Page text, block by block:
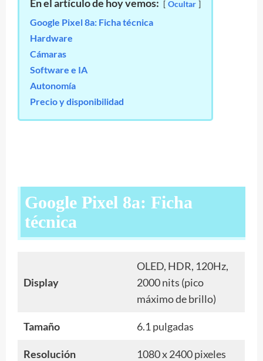
En el artículo de hoy vemos: Ocultar
Google Pixel 8a: Ficha técnica
Hardware
Cámaras
Software e IA
Autonomía
Precio y disponibilidad
Google Pixel 8a: Ficha
técnica
Display
OLED, HDR, 120Hz,
2000 nits (pico
máximo de brillo)
Tamaño 6.1 pulgadas
Resolución 1080 x 2400 pixeles